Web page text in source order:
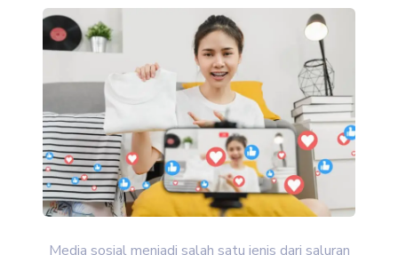
Media sosial menjadi salah satu jenis dari saluran